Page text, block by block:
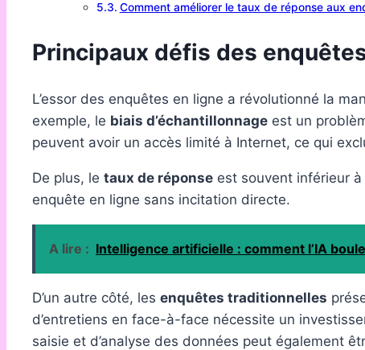
Comment améliorer le taux de réponse aux
Principaux défis des
L’essor des enquêtes en ligne a révolutionné la
exemple, le biais d’échantillonnage est un
peuvent avoir un accès limité à Internet, ce qui
De plus, le taux de réponse est souvent inférieur
enquête en ligne sans incitation directe.
A lire : Intelligence artificielle : comment l’IA
D’un autre côté, les enquêtes traditionnelles
d’entretiens en face-à-face nécessite un
saisie et d’analyse des données peut également